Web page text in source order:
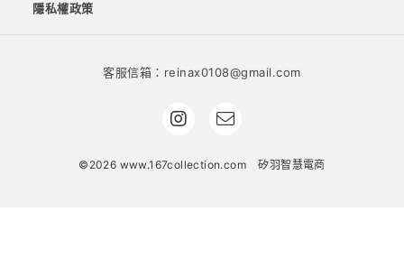
隱私權政策
客服信箱：reinax0108@gmail.com
©2026 www.167collection.com 矽羽智慧電商